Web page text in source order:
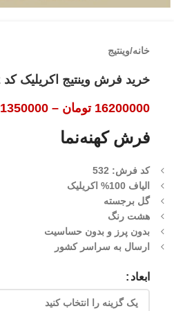
خانه/وینتیج
خرید فرش وینتیج اکریلیک کد 532
16200000 تومان –
1350000
فرش کهنه‌نما
کد فرش: 532
الیاف 100% اکریلیک
گل برجسته
هشت رنگ
بدون پرز و بدون حساسیت
ارسال به سراسر کشور
ابعاد